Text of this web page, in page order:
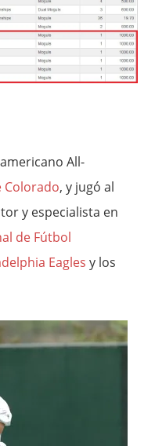
All-
Colorado, y jugó al
y especialista en
de Fútbol
Eagles y los